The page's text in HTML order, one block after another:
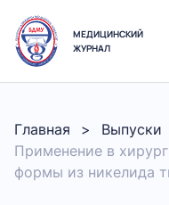
МЕДИЦИНСКИЙ
ЖУРНАЛ
Главная Выпуски
Применение в
формы из никелида